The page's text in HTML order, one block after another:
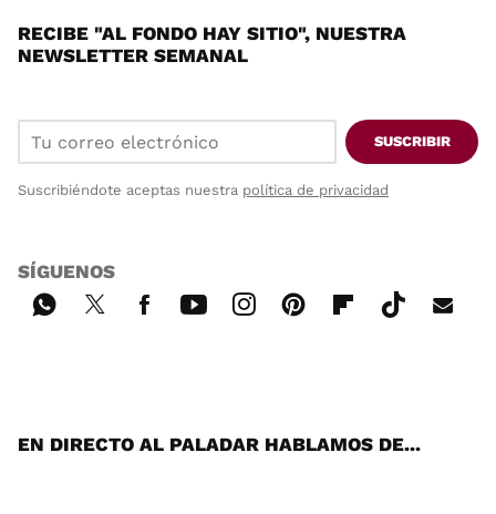
RECIBE "AL FONDO HAY SITIO", NUESTRA
NEWSLETTER SEMANAL
SUSCRIBIR
Suscribiéndote aceptas nuestra política de privacidad
SÍGUENOS
EN DIRECTO AL PALADAR HABLAMOS DE...